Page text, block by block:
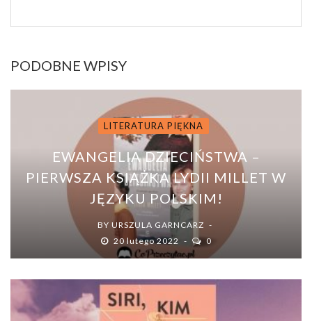
PODOBNE WPISY
LITERATURA PIĘKNA
EWANGELIA DZIECIŃSTWA –
PIERWSZA KSIĄŻKA LYDII MILLET W
JĘZYKU POLSKIM!
BY URSZULA GARNCARZ
20 lutego 2022
0